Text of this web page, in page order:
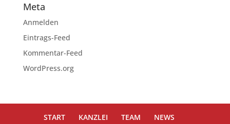
Meta
Anmelden
Eintrags-Feed
Kommentar-Feed
WordPress.org
START KANZLEI TEAM NEWS